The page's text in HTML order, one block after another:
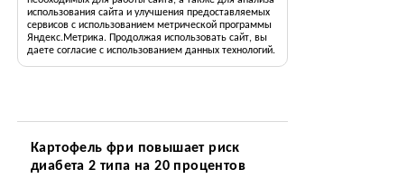
использования сайта и улучшения предоставляемых
сервисов с использованием метрической программы
Яндекс.Метрика. Продолжая использовать сайт, вы
даете согласие с использованием данных технологий.
Картофель фри повышает риск
диабета 2 типа на 20 процентов